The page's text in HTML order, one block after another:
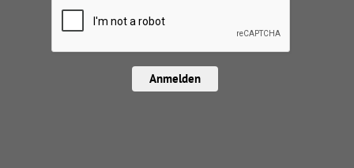
Anmelden